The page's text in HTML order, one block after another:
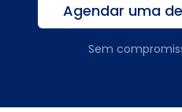
Agendar uma
Sem